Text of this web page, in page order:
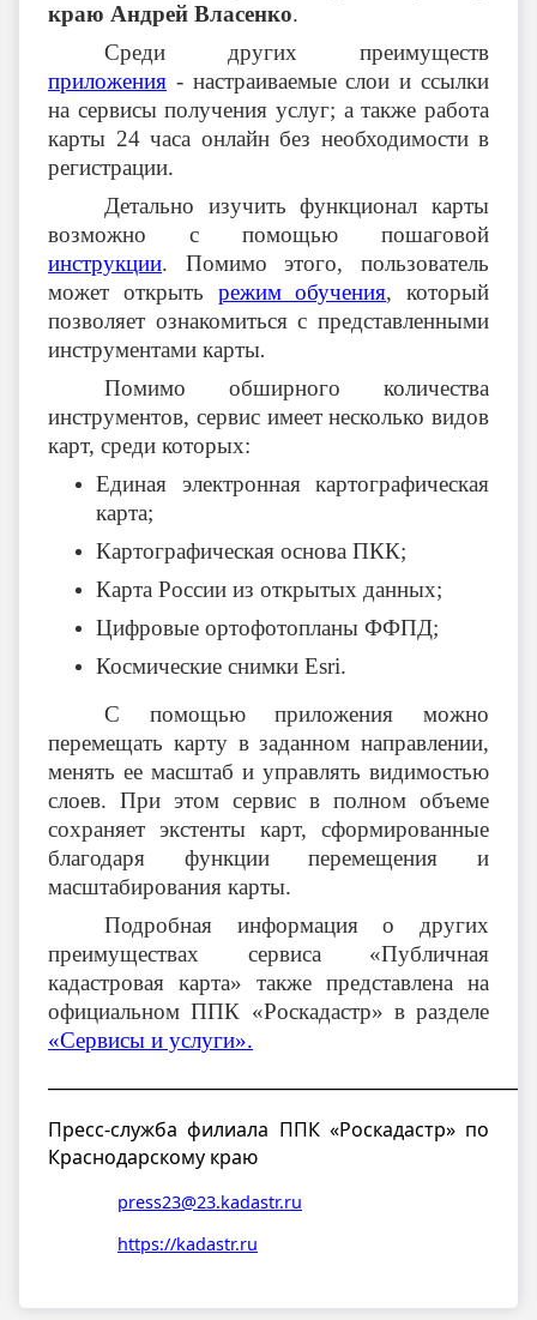
краю Андрей Власенко.
Среди других преимуществ
приложения - настраиваемые слои и ссылки
на сервисы получения услуг; а также работа
карты 24 часа онлайн без необходимости в
регистрации.
Детально изучить функционал карты
возможно с помощью пошаговой
инструкции. Помимо этого, пользователь
может открыть режим обучения, который
позволяет ознакомиться с представленными
инструментами карты.
Помимо обширного количества
инструментов, сервис имеет несколько видов
карт, среди которых:
Единая электронная картографическая
карта;
Картографическая основа ПКК;
Карта России из открытых данных;
Цифровые ортофотопланы ФФПД;
Космические снимки Esri.
С помощью приложения можно
перемещать карту в заданном направлении,
менять ее масштаб и управлять видимостью
слоев. При этом сервис в полном объеме
сохраняет экстенты карт, сформированные
благодаря функции перемещения и
масштабирования карты.
Подробная информация о других
преимуществах сервиса «Публичная
кадастровая карта» также представлена на
официальном ППК «Роскадастр» в разделе
«Сервисы и услуги».
Пресс-служба филиала ППК «Роскадастр» по
Краснодарскому краю
press23@23.kadastr.ru
https://kadastr.ru